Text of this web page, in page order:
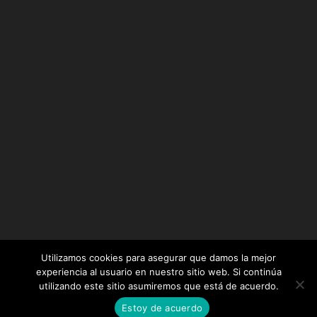
Diseñado por Elegant Themes| Desarrollado por
WordPress
Utilizamos cookies para asegurar que damos la mejor
experiencia al usuario en nuestro sitio web. Si continúa
utilizando este sitio asumiremos que está de acuerdo.
Estoy de acuerdo